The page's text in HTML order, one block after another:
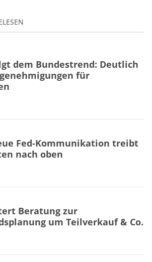
dem Bundestrend: Deutlich
für
Fed-Kommunikation treibt
nach oben
Beratung zur
um Teilverkauf & Co.